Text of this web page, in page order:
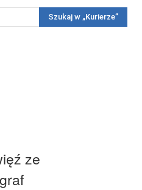
Więcej
Szukaj w „Kurierze”
ze